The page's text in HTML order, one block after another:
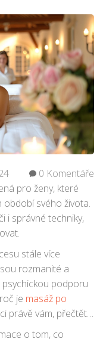
0 Komentáře
pro ženy, které
období svého života.
i správné techniky,
stále více
rozmanité a
podporu
je masáž po
právě vám, přečtěte
o tom, co